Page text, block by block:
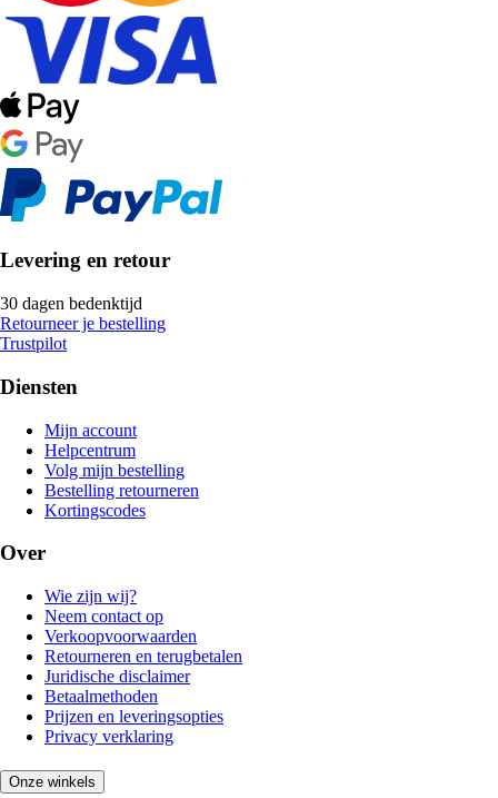
Levering en retour
30 dagen bedenktijd
Retourneer je bestelling
Trustpilot
Diensten
Mijn account
Helpcentrum
Volg mijn bestelling
Bestelling retourneren
Kortingscodes
Over
Wie zijn wij?
Neem contact op
Verkoopvoorwaarden
Retourneren en terugbetalen
Juridische disclaimer
Betaalmethoden
Prijzen en leveringsopties
Privacy verklaring
Onze winkels